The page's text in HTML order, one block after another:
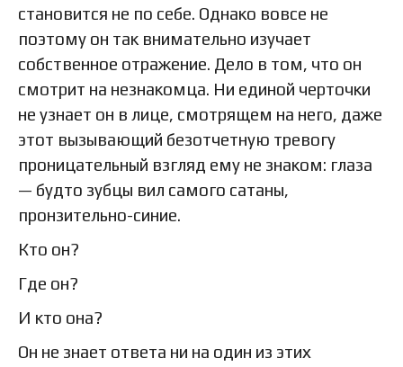
становится не по себе. Однако вовсе не
поэтому он так внимательно изучает
собственное отражение. Дело в том, что он
смотрит на незнакомца. Ни единой черточки
не узнает он в лице, смотрящем на него, даже
этот вызывающий безотчетную тревогу
проницательный взгляд ему не знаком: глаза
— будто зубцы вил самого сатаны,
пронзительно-синие.
Кто он?
Где он?
И кто она?
Он не знает ответа ни на один из этих